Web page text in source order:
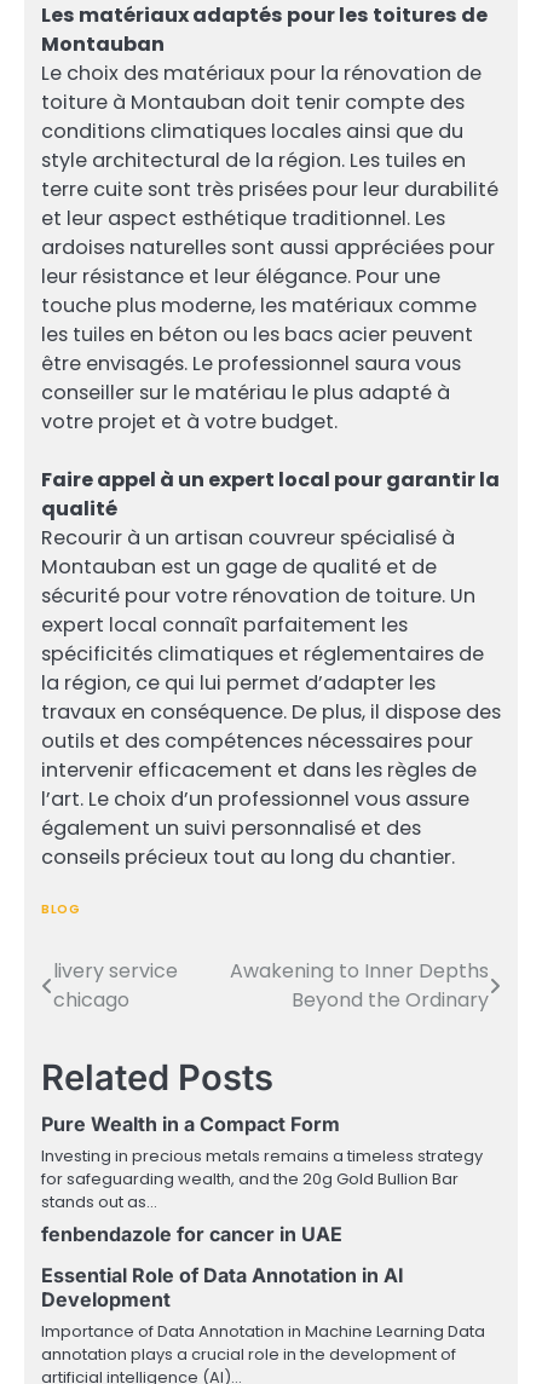
Les matériaux adaptés pour les toitures de
Montauban
Le choix des matériaux pour la rénovation de
toiture à Montauban doit tenir compte des
conditions climatiques locales ainsi que du
style architectural de la région. Les tuiles en
terre cuite sont très prisées pour leur durabilité
et leur aspect esthétique traditionnel. Les
ardoises naturelles sont aussi appréciées pour
leur résistance et leur élégance. Pour une
touche plus moderne, les matériaux comme
les tuiles en béton ou les bacs acier peuvent
être envisagés. Le professionnel saura vous
conseiller sur le matériau le plus adapté à
votre projet et à votre budget.
Faire appel à un expert local pour garantir la
qualité
Recourir à un artisan couvreur spécialisé à
Montauban est un gage de qualité et de
sécurité pour votre rénovation de toiture. Un
expert local connaît parfaitement les
spécificités climatiques et réglementaires de
la région, ce qui lui permet d’adapter les
travaux en conséquence. De plus, il dispose des
outils et des compétences nécessaires pour
intervenir efficacement et dans les règles de
l’art. Le choix d’un professionnel vous assure
également un suivi personnalisé et des
conseils précieux tout au long du chantier.
BLOG
Post
navigation
livery service
chicago
Awakening to Inner Depths
Beyond the Ordinary
Related Posts
Pure Wealth in a Compact Form
Investing in precious metals remains a timeless strategy
for safeguarding wealth, and the 20g Gold Bullion Bar
stands out as…
fenbendazole for cancer in UAE
Essential Role of Data Annotation in AI
Development
Importance of Data Annotation in Machine Learning Data
annotation plays a crucial role in the development of
artificial intelligence (AI)…